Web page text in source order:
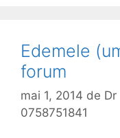
Edemele
forum
mai 1, 2014 de
0758751841